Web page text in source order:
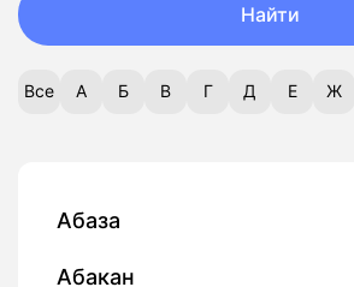
Найти
Все А Б В Г Д Е Ж
Абаза
Абакан